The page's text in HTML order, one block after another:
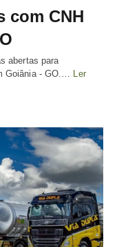
com CNH
abertas para
Goiânia - GO.… Ler